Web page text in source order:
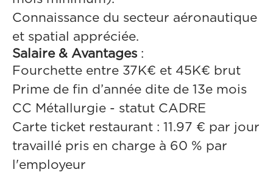
Connaissance du secteur aéronautique
et spatial appréciée.
Salaire & Avantages :
Fourchette entre 37K€ et 45K€ brut
Prime de fin d’année dite de 13e mois
CC Métallurgie - statut CADRE
Carte ticket restaurant : 11.97 € par jour
travaillé pris en charge à 60 % par
l'employeur